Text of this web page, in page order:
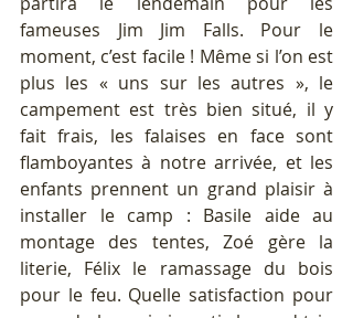
fameuses Jim Jim Falls. Pour le
moment, c’est facile ! Même si l’on est
plus les « uns sur les autres », le
campement est très bien situé, il y
fait frais, les falaises en face sont
flamboyantes à notre arrivée, et les
enfants prennent un grand plaisir à
installer le camp : Basile aide au
montage des tentes, Zoé gère la
literie, Félix le ramassage du bois
pour le feu. Quelle satisfaction pour